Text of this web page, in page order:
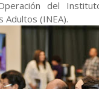
del
Adultos (INEA).